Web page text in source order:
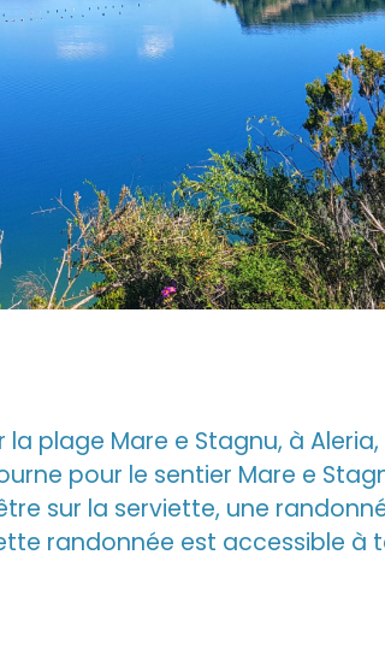
plage Mare e Stagnu, à
pour le sentier Mare e
sur la serviette, une
randonnée est accessible à